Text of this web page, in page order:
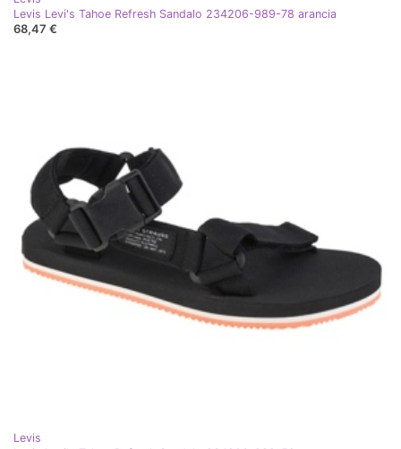
Levis Levi's Tahoe Refresh Sandalo 234206-989-78 arancia
68,47 €
Levis